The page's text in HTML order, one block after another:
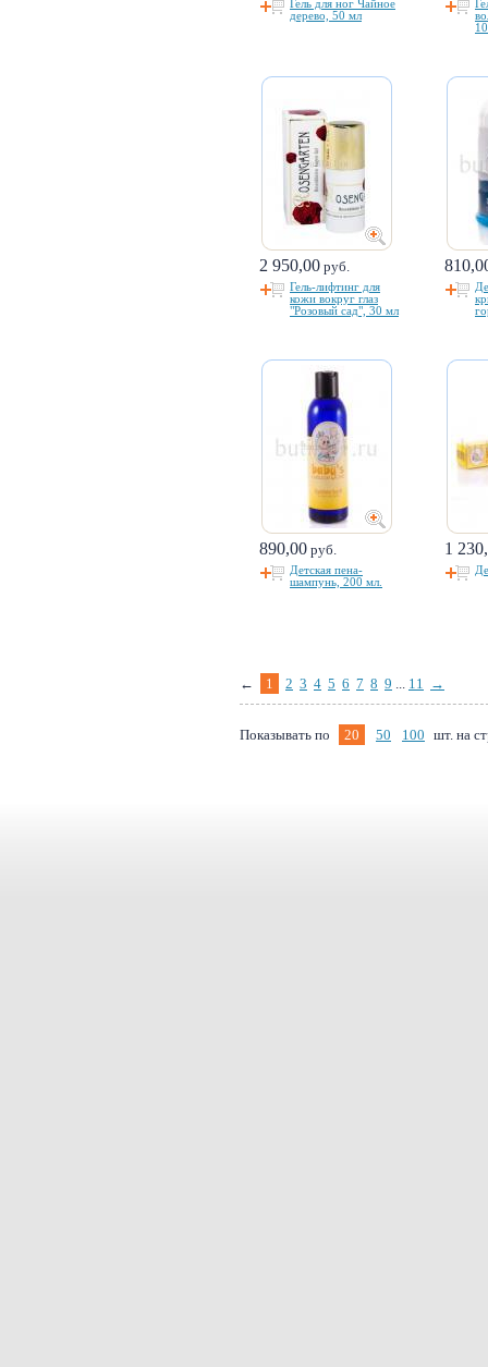
Гель для ног Чайное
дерево, 50 мл
2 950,00 руб.
Гель-лифтинг для
кожи вокруг глаз
"Розовый сад", 30 мл
890,00 руб.
Детская пена-
шампунь, 200 мл.
1
← 1 2 3 4 5 6 7 8 9 ... 11 →
Показывать по 20 50 100 шт. на